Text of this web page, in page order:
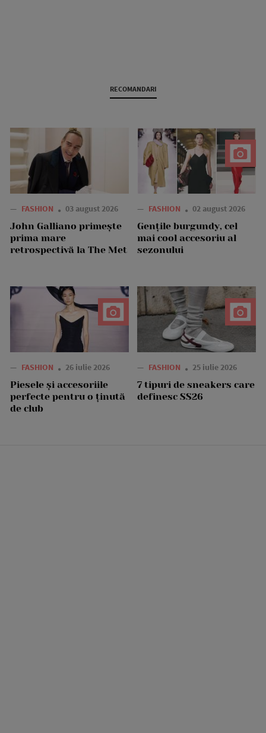
RECOMANDARI
— FASHION 03 august 2026
John Galliano primește
prima mare
retrospectivă la The Met
— FASHION 02 august 2026
Gențile burgundy, cel
mai cool accesoriu al
sezonului
— FASHION 26 iulie 2026
Piesele și accesoriile
perfecte pentru o ținută
de club
— FASHION 25 iulie 2026
7 tipuri de sneakers care
definesc SS26